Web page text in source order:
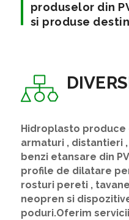
produselor din
si produse
Hidroplasto
armaturi , distantieri
benzi etansare din
profile de dilatare
rosturi pereti ,
neopren si
poduri.Oferim